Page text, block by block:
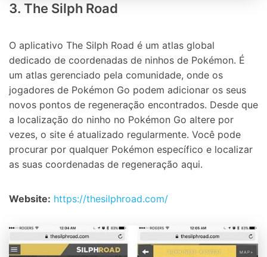
3. The Silph Road
O aplicativo The Silph Road é um atlas global
dedicado de coordenadas de ninhos de Pokémon. É
um atlas gerenciado pela comunidade, onde os
jogadores de Pokémon Go podem adicionar os seus
novos pontos de regeneração encontrados. Desde que
a localização do ninho no Pokémon Go altere por
vezes, o site é atualizado regularmente. Você pode
procurar por qualquer Pokémon específico e localizar
as suas coordenadas de regeneração aqui.
Website: https://thesilphroad.com/